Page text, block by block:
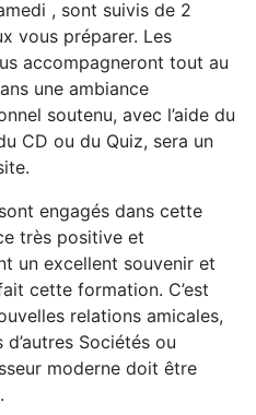
, sont suivis de 2
vous préparer. Les
accompagneront tout au
une ambiance
soutenu, avec l’aide du
CD ou du Quiz, sera un
engagés dans cette
très positive et
un excellent souvenir et
cette formation. C’est
relations amicales,
Sociétés ou
moderne doit être